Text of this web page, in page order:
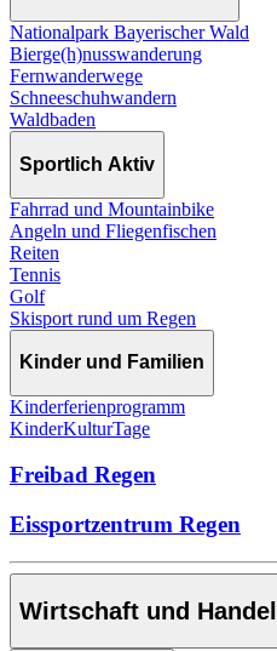
Nationalpark Bayerischer Wald
Bierge(h)nusswanderung
Fernwanderwege
Schneeschuhwandern
Waldbaden
Sportlich Aktiv
Fahrrad und Mountainbike
Angeln und Fliegenfischen
Reiten
Tennis
Golf
Skisport rund um Regen
Kinder und Familien
Kinderferienprogramm
KinderKulturTage
Freibad Regen
Eissportzentrum Regen
Wirtschaft und Handel